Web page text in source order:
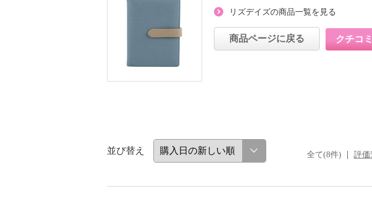
リズデイズの商品一覧を見る
商品ページに戻る クチコ
並び替え 全て(8件) 評価